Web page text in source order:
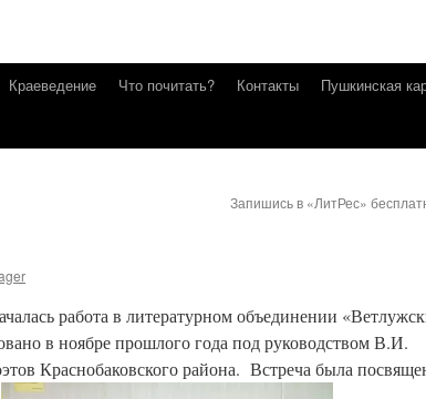
Краеведение Что почитать? Контакты Пушкинская
Запишись в «ЛитРес»
работа в литературном объединении
в ноябре прошлого года под руководством В.И.
Краснобаковского района. Встреча была